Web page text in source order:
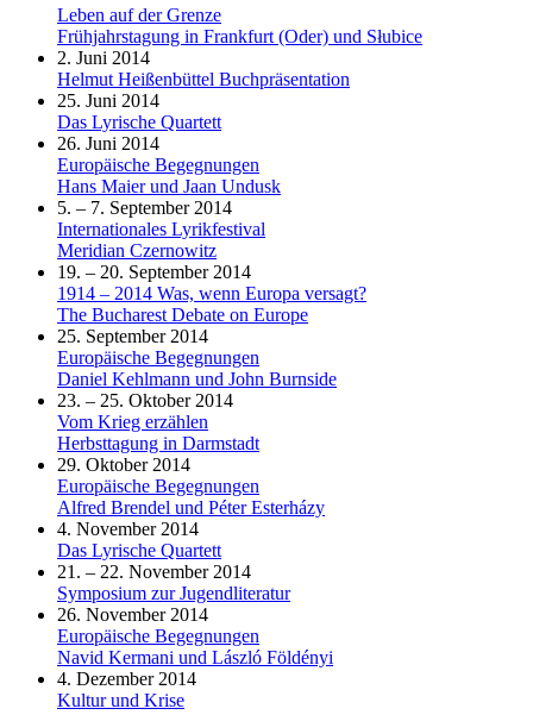
Leben auf der Grenze
Frühjahrstagung in Frankfurt (Oder) und Słubice
2. Juni 2014
Helmut Heißenbüttel Buchpräsentation
25. Juni 2014
Das Lyrische Quartett
26. Juni 2014
Europäische Begegnungen
Hans Maier und Jaan Undusk
5. – 7. September 2014
Internationales Lyrikfestival
Meridian Czernowitz
19. – 20. September 2014
1914 – 2014 Was, wenn Europa versagt?
The Bucharest Debate on Europe
25. September 2014
Europäische Begegnungen
Daniel Kehlmann und John Burnside
23. – 25. Oktober 2014
Vom Krieg erzählen
Herbsttagung in Darmstadt
29. Oktober 2014
Europäische Begegnungen
Alfred Brendel und Péter Esterházy
4. November 2014
Das Lyrische Quartett
21. – 22. November 2014
Symposium zur Jugendliteratur
26. November 2014
Europäische Begegnungen
Navid Kermani und László Földényi
4. Dezember 2014
Kultur und Krise